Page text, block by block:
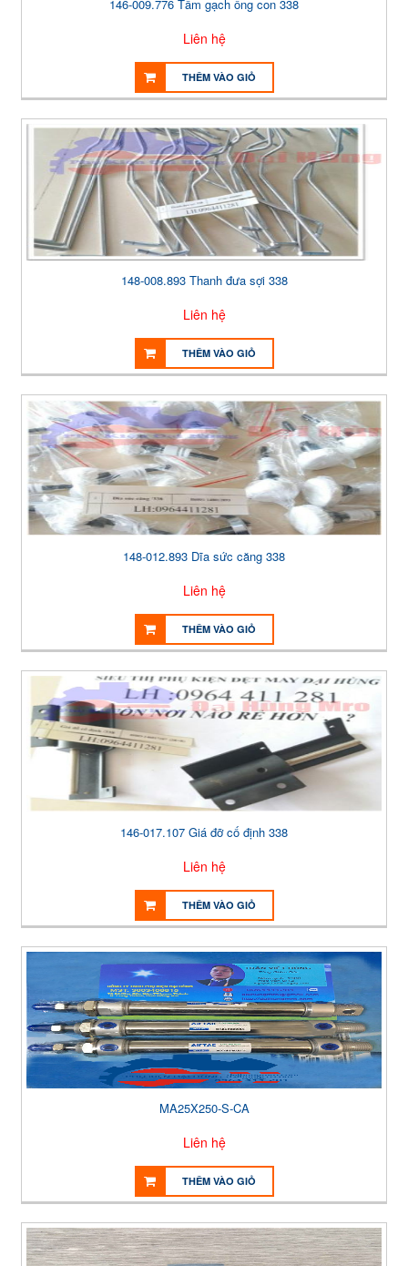
146-009.776 Tấm gạch ống con 338
Liên hệ
THÊM VÀO GIỎ
148-008.893 Thanh đưa sợi 338
Liên hệ
THÊM VÀO GIỎ
148-012.893 Dĩa sức căng 338
Liên hệ
THÊM VÀO GIỎ
146-017.107 Giá đỡ cố định 338
Liên hệ
THÊM VÀO GIỎ
MA25X250-S-CA
Liên hệ
THÊM VÀO GIỎ